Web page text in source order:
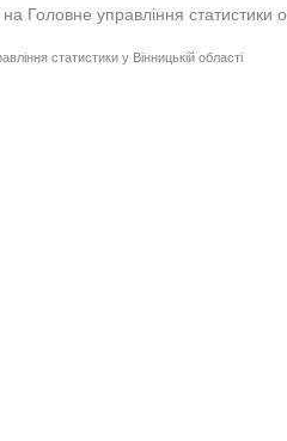
Головне управління статистики
статистики у Вінницькій області